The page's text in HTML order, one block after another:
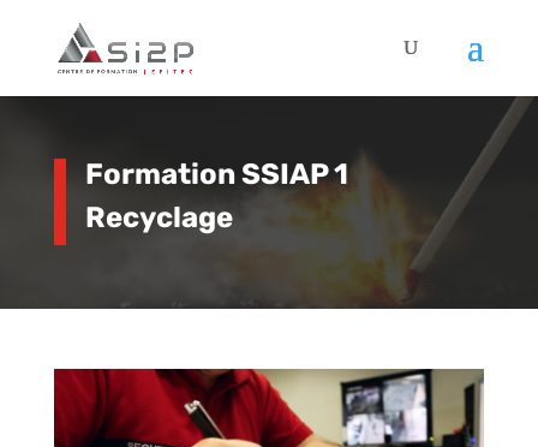
Formation SSIAP 1
Recyclage